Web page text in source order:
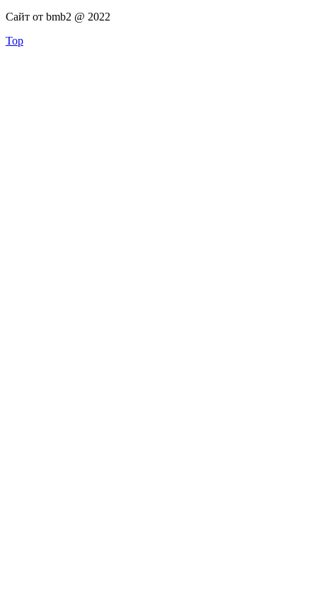
Сайт от bmb2 @ 2022
Top